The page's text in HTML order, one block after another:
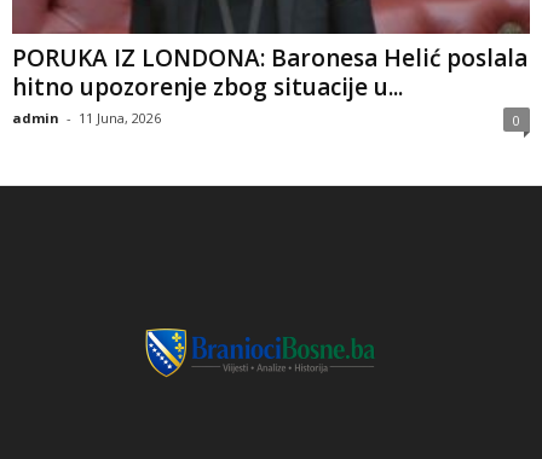
PORUKA IZ LONDONA: Baronesa Helić poslala
hitno upozorenje zbog situacije u...
admin - 11 Juna, 2026 0